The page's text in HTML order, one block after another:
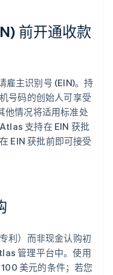
前开通收款
雇主识别号 (EIN)。持
号码的创始人可享受
他情况将适用标准处
支持在 EIN 获批
EIN 获批前即可接受
利）而非现金认购初
管理平台中。使用
美元的条件；若您